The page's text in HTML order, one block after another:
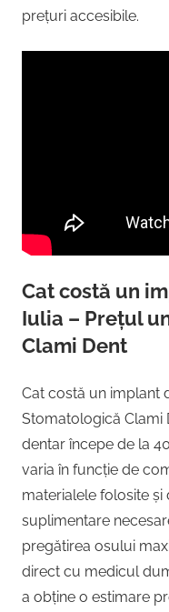
prețuri accesibile.
Cat costă un
Iulia – Prețul
Clami Dent
Cat costă un implant
Stomatologică Clami
dentar începe de la
varia în funcție de
materialele folosite
suplimentare
pregătirea osului
direct cu medicul
a obține o estimare